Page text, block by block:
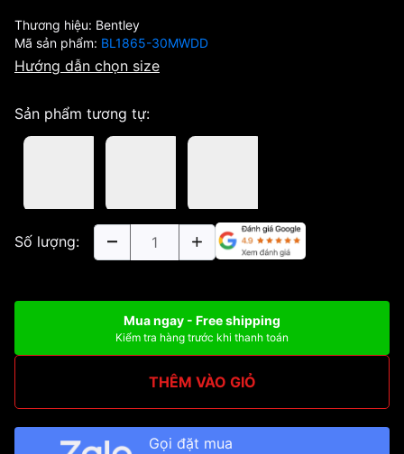
Thương hiệu: Bentley
Mã sản phẩm: BL1865-30MWDD
Hướng dẫn chọn size
Sản phẩm tương tự:
Số lượng:
Mua ngay - Free shipping
Kiểm tra hàng trước khi thanh toán
THÊM VÀO GIỎ
Gọi đặt mua